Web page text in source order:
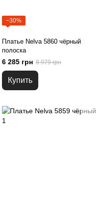
−30%
Платье Nelva 5860 чёрный
полоска
6 285 грн 8 979 грн
Купить